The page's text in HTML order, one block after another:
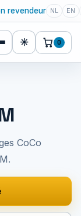
revendeur NL EN
☀ 0
CoCo